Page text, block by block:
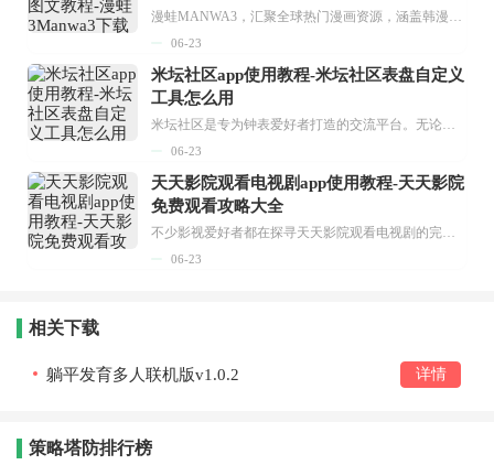
漫蛙MANWA3，汇聚全球热门漫画资源，涵盖韩漫、欧美漫画、国漫等多种类型，题材丰富多样，全方位满足用户阅读喜好。它不仅是阅读平台，更是创作平台，为广大用户打造零门槛创作环境。...
06-23
米坛社区app使用教程-米坛社区表盘自定义
工具怎么用
米坛社区是专为钟表爱好者打造的交流平台。无论你是初涉钟表领域的普通爱好者，还是拥有多年收藏经验的资深玩家，都能在此找到属于自己的天地。 无需注册，就能轻松参与其中。通过专业的讨论论坛与丰富的交互功能，你可与世界各地的钟表爱好者畅快交流。若你钟情于钟表，米坛社区无疑是值得一试的理想之选。在这里，你能获取最新的手表资讯，交流见解，提升鉴赏品味，让每一块手表都成为收藏故事中重要的一部分。感兴趣的朋友，不要错过下载机会。...
06-23
天天影院观看电视剧app使用教程-天天影院
免费观看攻略大全
不少影视爱好者都在探寻天天影院观看电视剧的完整方法，结合最新平台使用规则，本篇新手入门攻略全面讲解观看渠道、检索流程、播放设置以及画面模式调整等实用内容。全文适配手机、电脑等主流设备，步骤简洁易懂，无论是初次使用的新手，还是想要优化观影体验的用户，都能参照内容快速上手，熟练掌握平台各项操作技巧，轻松畅享影视内容。...
06-23
相关下载
躺平发育多人联机版v1.0.2 详情
策略塔防排行榜